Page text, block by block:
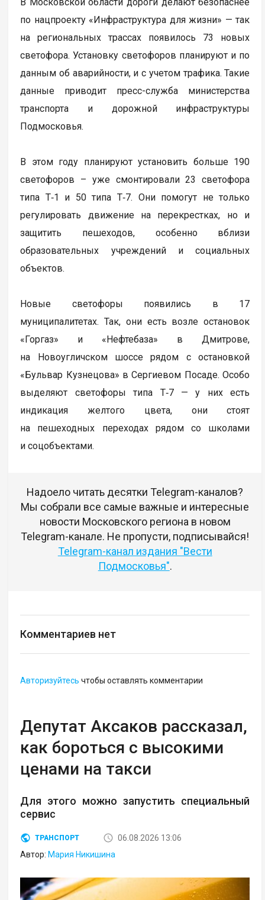
по нацпроекту «Инфраструктура для жизни» — так
на региональных трассах появилось 73 новых
светофора. Установку светофоров планируют и по
данным об аварийности, и с учетом трафика. Такие
данные приводит пресс-служба министерства
транспорта и дорожной инфраструктуры
Подмосковья.
В этом году планируют установить больше 190
светофоров – уже смонтировали 23 светофора
типа Т‑1 и 50 типа Т‑7. Они помогут не только
регулировать движение на перекрестках, но и
защитить пешеходов, особенно вблизи
образовательных учреждений и социальных
объектов.
Новые светофоры появились в 17
муниципалитетах. Так, они есть возле остановок
«Горгаз» и «Нефтебаза» в Дмитрове,
на Новоугличском шоссе рядом с остановкой
«Бульвар Кузнецова» в Сергиевом Посаде. Особо
выделяют светофоры типа Т‑7 — у них есть
индикация желтого цвета, они стоят
на пешеходных переходах рядом со школами
и соцобъектами.
Надоело читать десятки Telegram-каналов?
Мы собрали все самые важные и интересные
новости Московского региона в новом
Telegram-канале. Не пропусти, подписывайся!
Telegram-канал издания "Вести
Подмосковья".
Комментариев нет
Авторизуйтесь чтобы оставлять комментарии
Депутат Аксаков рассказал,
как бороться с высокими
ценами на такси
Для этого можно запустить специальный
сервис
ТРАНСПОРТ
06.08.2026 13:06
Автор: Мария Никишина